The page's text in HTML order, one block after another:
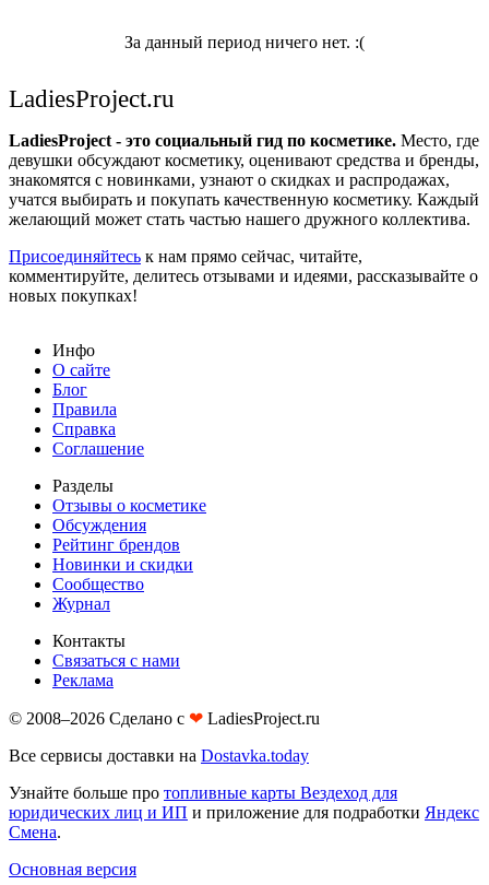
За данный период ничего нет. :(
LadiesProject.ru
LadiesProject - это социальный гид по косметике. Место, где
девушки обсуждают косметику, оценивают средства и бренды,
знакомятся с новинками, узнают о скидках и распродажах,
учатся выбирать и покупать качественную косметику. Каждый
желающий может стать частью нашего дружного коллектива.
Присоединяйтесь к нам прямо сейчас, читайте,
комментируйте, делитесь отзывами и идеями, рассказывайте о
новых покупках!
Инфо
О сайте
Блог
Правила
Справка
Соглашение
Разделы
Отзывы о косметике
Обсуждения
Рейтинг брендов
Новинки и скидки
Сообщество
Журнал
Контакты
Связаться с нами
Реклама
© 2008–2026 Сделано с ❤︎ LadiesProject.ru
Все сервисы доставки на Dostavka.today
Узнайте больше про топливные карты Вездеход для
юридических лиц и ИП и приложение для подработки Яндекс
Смена.
Основная версия